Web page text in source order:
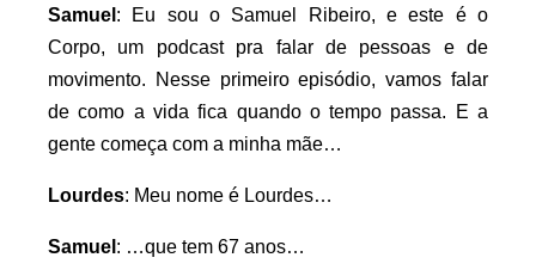
Samuel : Eu sou o Samuel Ribeiro, e este é o
Corpo, um podcast pra falar de pessoas e de
movimento. Nesse primeiro episódio, vamos falar
de como a vida fica quando o tempo passa. E a
gente começa com a minha mãe…
Lourdes: Meu nome é Lourdes…
Samuel : …que tem 67 anos…